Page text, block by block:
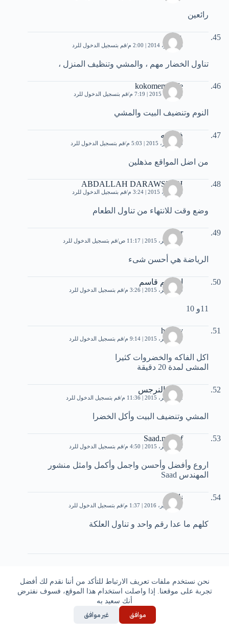
نحن نستخدم ملفات تعريف الارتباط للتأكد من أننا نقدم لك أفضل
تجربة على موقعنا. إذا واصلت استخدام هذا الموقع، فسوف نفترض
أنك سعيد به
موافق غير موافق
رائعين
علاء
4 نوفمبر، 2014 | 2:00 م قم بتسجيل الدخول للرد
تناول الخضار مهم ، والمشي وتنظيف المنزل ،
kokomemefefe
5 أكتوبر، 2015 | 7:19 م قم بتسجيل الدخول للرد
النوم وتنضيف البيت والمشي
فاطمه
15 أكتوبر، 2015 | 5:03 م قم بتسجيل الدخول للرد
من اضل المواقع مذهلين
ABDALLAH DARAWSHEH
8 نوفمبر، 2015 | 3:24 م قم بتسجيل الدخول للرد
وضع وقت للانتهاء من تناول الطعام
tahar
20 نوفمبر، 2015 | 11:17 ص قم بتسجيل الدخول للرد
الرياضة هي أحسن شىء
ابراهيم قاسم
20 نوفمبر، 2015 | 3:26 م قم بتسجيل الدخول للرد
11و 10
hamdy
20 نوفمبر، 2015 | 9:14 م قم بتسجيل الدخول للرد
اكل الفاكه والخضروات كثيرا
المشى لمدة 20 دقيقة
وردة النرجس
22 نوفمبر، 2015 | 11:36 م قم بتسجيل الدخول للرد
المشي وتنضيف البيت وأكل الخضرا
Saad.mostaf
25 نوفمبر، 2015 | 4:50 م قم بتسجيل الدخول للرد
اروع وأفضل وأحسن واجمل وأكمل وامثل منشور
المهندس Saad
نادية
21 سبتمبر، 2016 | 1:37 م قم بتسجيل الدخول للرد
كلهم ما عدا رقم واحد و تناول العلكة
اترك ردّاً
يجب أنت تكون مسجل الدخوللتضيف تعليقاً.